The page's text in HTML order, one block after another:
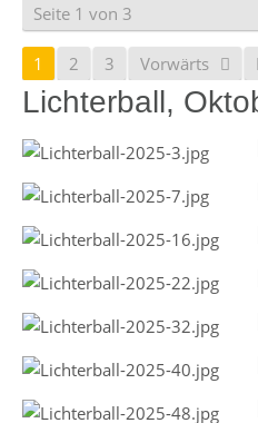
Seite 1 von 3
1 2 3 Vorwärts
Lichterball,